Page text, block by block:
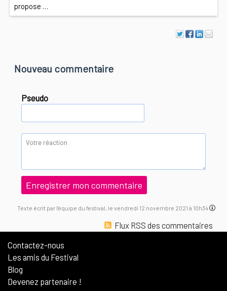
propose …
Nouveau commentaire
Pseudo
Texte écrit par l'équipe du festival, le vendredi 12 novembre 2021 à 10h34
Flux RSS des commentaires
Contactez-nous
Les amis du Festival
Blog
Devenez partenaire !